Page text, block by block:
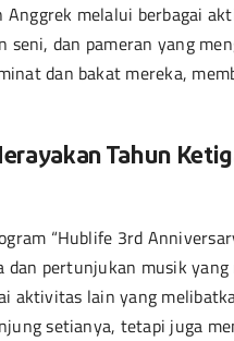
melalui berbagai
dan pameran yang
dan bakat mereka,
Tahun
“Hublife 3rd
pertunjukan musik
aktivitas lain yang
setianya, tetapi juga